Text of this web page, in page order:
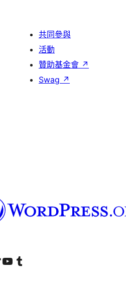
共同參與
活動
贊助基金會 ↗
Swag ↗
account
Visit our YouTube channel
造訪我們的 Tumblr 帳號